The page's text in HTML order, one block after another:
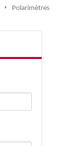
Polarimètres